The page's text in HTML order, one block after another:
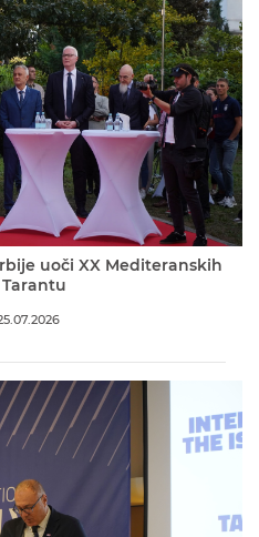
uoči XX Mediteranskih